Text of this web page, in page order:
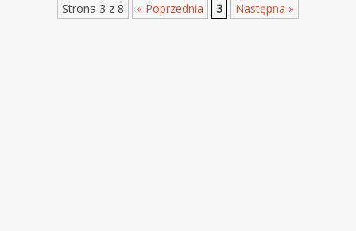
Strona 3 z 8 « Poprzednia 3 Następna »